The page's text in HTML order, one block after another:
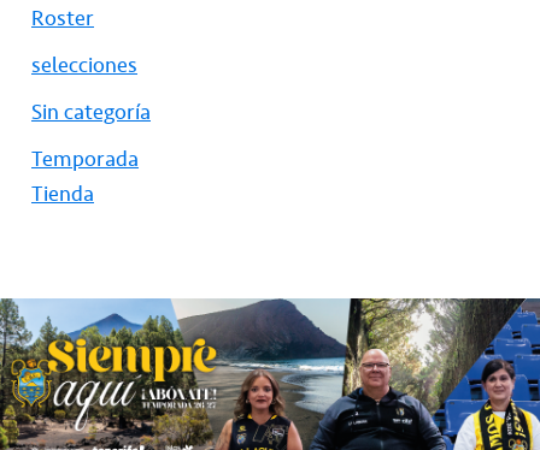
Roster
selecciones
Sin categoría
Temporada
Tienda